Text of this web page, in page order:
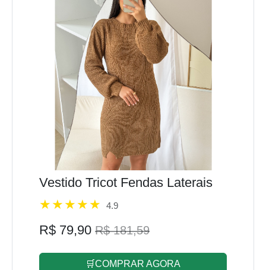
Vestido Tricot Fendas Laterais
4.9
R$ 79,90 R$ 181,59
🛒COMPRAR AGORA